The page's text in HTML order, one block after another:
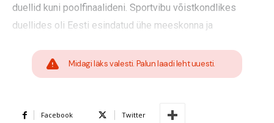
duellid kuni poolfinaalideni. Sportvibu võistkondlikes
duellides oli Eesti esindatud ühe meeskonna ja
Midagi läks valesti. Palun laadi leht uuesti.
Facebook Twitter